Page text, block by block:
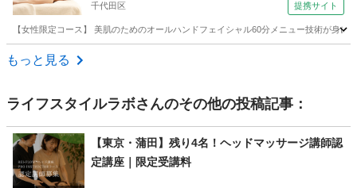
マセラピ−フェイシャル１日講座スクール東京御茶
ノ水学校）
千代田区 提携サイト
【女性限定コース】 美肌のためのオールハンドフェイシャル60分メニュー技術が身
東京 千代田区
もっと見る
ライフスタイルラボさんのその他の投稿記事：
【東京・蒲田】残り4名！ヘッドマッサージ講師認
定講座｜限定受講料